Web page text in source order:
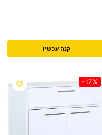
קנה עכשיו
-17%